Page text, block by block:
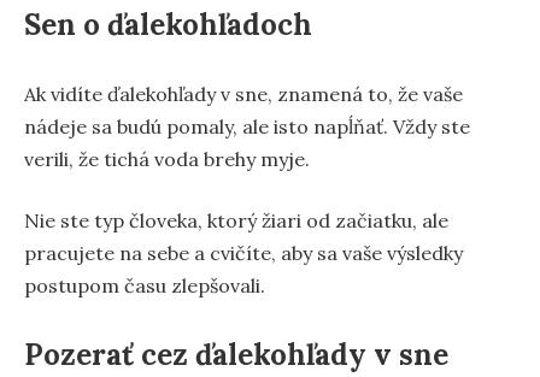
Sen o ďalekohľadoch
Ak vidíte ďalekohľady v sne, znamená to, že vaše
nádeje sa budú pomaly, ale isto napĺňať. Vždy ste
verili, že tichá voda brehy myje.
Nie ste typ človeka, ktorý žiari od začiatku, ale
pracujete na sebe a cvičíte, aby sa vaše výsledky
postupom času zlepšovali.
Pozerať cez ďalekohľady v sne